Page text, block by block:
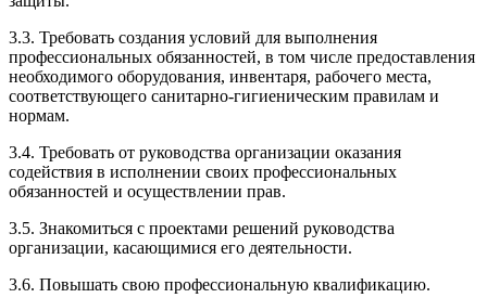
3.3. Требовать создания условий для выполнения
профессиональных обязанностей, в том числе предоставления
необходимого оборудования, инвентаря, рабочего места,
соответствующего санитарно-гигиеническим правилам и
нормам.
3.4. Требовать от руководства организации оказания
содействия в исполнении своих профессиональных
обязанностей и осуществлении прав.
3.5. Знакомиться с проектами решений руководства
организации, касающимися его деятельности.
3.6. Повышать свою профессиональную квалификацию.